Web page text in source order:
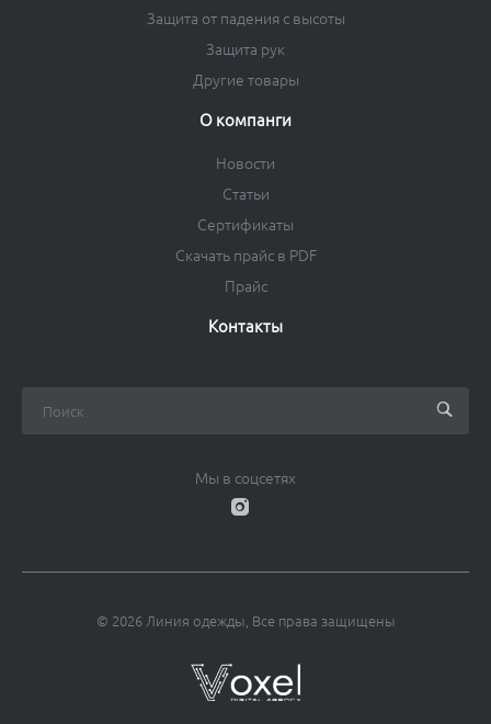
Защита от падения с высоты
Защита рук
Другие товары
О компанги
Новости
Статьи
Сертификаты
Скачать прайс в PDF
Прайс
Контакты
Мы в соцсетях
© 2026 Линия одежды, Все права защищены